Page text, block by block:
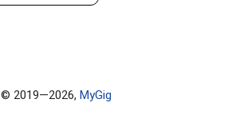
© 2019—2026, MyGig